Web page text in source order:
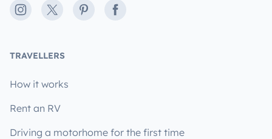
Instagram
X PinterestFacebook
TRAVELLERS
How it works
Rent an RV
Driving a motorhome for the first time